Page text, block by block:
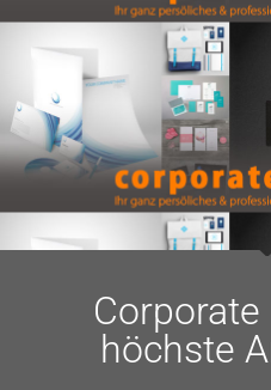
höchste